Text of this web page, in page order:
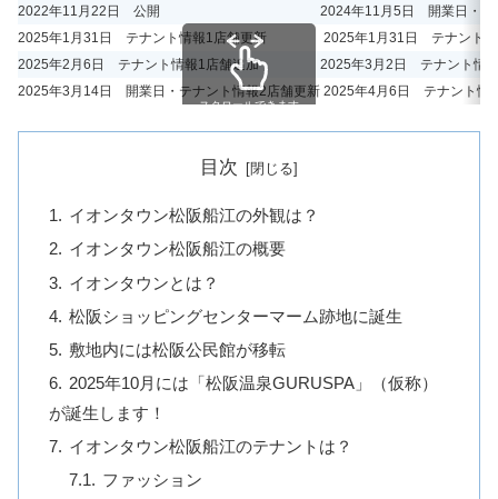
2022年11月22日 公開
2024年11月5日 開業日・テ
2025年1月31日 テナント情報1店舗更新
2025年1月31日 テナント情
2025年2月6日 テナント情報1店舗追加
2025年3月2日 テナント情
2025年3月14日 開業日・テナント情報2店舗更新 2025年4月6日 テナント情
スクロールできます
目次
イオンタウン松阪船江の外観は？
イオンタウン松阪船江の概要
イオンタウンとは？
松阪ショッピングセンターマーム跡地に誕生
敷地内には松阪公民館が移転
2025年10月には「松阪温泉GURUSPA」（仮称）
が誕生します！
イオンタウン松阪船江のテナントは？
ファッション